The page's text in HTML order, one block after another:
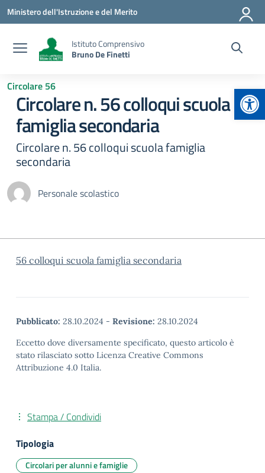
Vai ai contenuti
Vai al menu di navigazione
Vai al footer
Ministero dell'Istruzione e del Merito
Istituto Comprensivo
Bruno De Finetti
Circolare 56
Circolare n. 56 colloqui scuola
famiglia secondaria
Circolare n. 56 colloqui scuola famiglia
secondaria
Personale scolastico
56 colloqui scuola famiglia secondaria
Pubblicato: 28.10.2024 - Revisione: 28.10.2024
Eccetto dove diversamente specificato, questo articolo è
stato rilasciato sotto Licenza Creative Commons
Attribuzione 4.0 Italia.
Stampa / Condividi
Tipologia
Circolari per alunni e famiglie